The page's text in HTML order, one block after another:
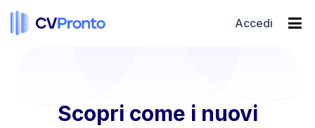
Accedi
Scopri come i nuovi